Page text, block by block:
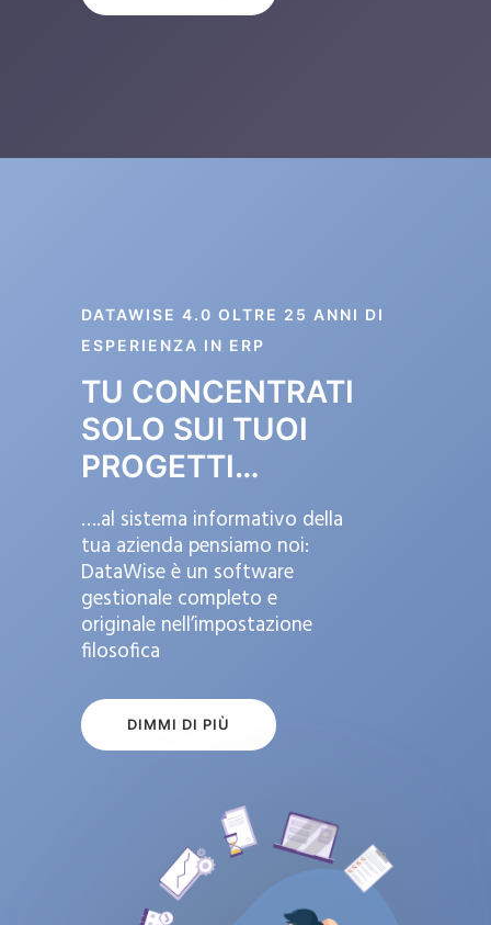
DATAWISE 4.0 OLTRE 25 ANNI DI
ESPERIENZA IN ERP
TU CONCENTRATI
SOLO SUI TUOI
PROGETTI…
….al sistema informativo della
tua azienda pensiamo noi:
DataWise è un software
gestionale completo e
originale nell’impostazione
filosofica
DIMMI DI PIÙ